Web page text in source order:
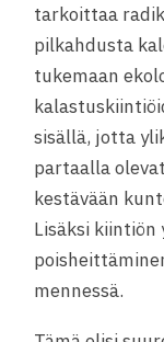
tarkoittaa
pilkahdusta
tukemaan
sisällä, jotta
partaalla
kestävään
Lisäksi kiintiön
mennessä.